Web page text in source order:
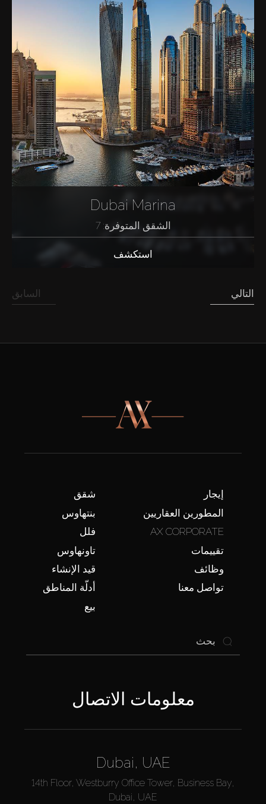
Dubai Marina
الشقق المتوفرة: 7
استكشف
السابق التالي
شقق
بنتهاوس
فلل
تاونهاوس
قيد الإنشاء
أدلّة المناطق
بيع
إيجار
المطورين العقاريين
AX CORPORATE
تقييمات
وظائف
تواصل معنا
معلومات الاتصال
Dubai, UAE
14th Floor, Westburry Office Tower, Business Bay,
Dubai, UAE